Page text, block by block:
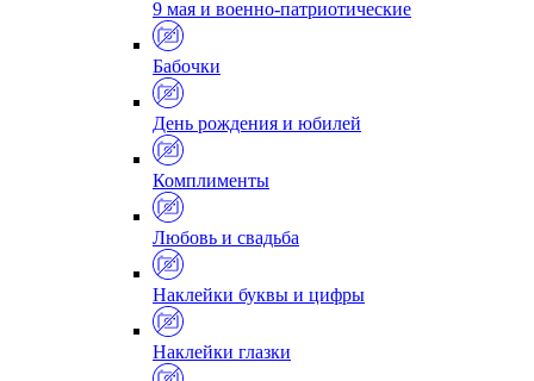
9 мая и военно-патриотические
Бабочки
День рождения и юбилей
Комплименты
Любовь и свадьба
Наклейки буквы и цифры
Наклейки глазки